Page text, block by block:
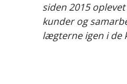
siden 2015
kunder og
lægterne igen i de